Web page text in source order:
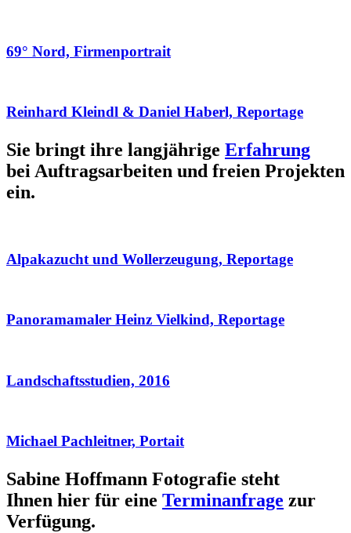
69° Nord, Firmenportrait
Reinhard Kleindl & Daniel Haberl, Reportage
Sie bringt ihre langjährige Erfahrung
bei Auftragsarbeiten und freien Projekten
ein.
Alpakazucht und Wollerzeugung, Reportage
Panoramamaler Heinz Vielkind, Reportage
Landschaftsstudien, 2016
Michael Pachleitner, Portait
Sabine Hoffmann Fotografie steht
Ihnen hier für eine Terminanfrage zur
Verfügung.